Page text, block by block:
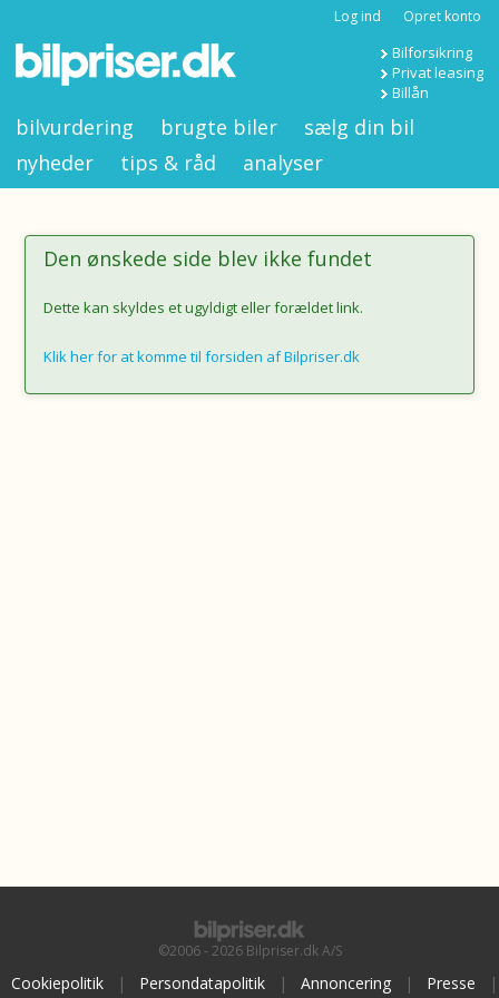
Log ind Opret konto
Bilforsikring
Privat leasing
Billån
bilvurdering brugte biler
sælg din bil
nyheder
tips & råd analyser
Den ønskede side blev ikke fundet
Dette kan skyldes et ugyldigt eller forældet link.
Klik her for at komme til forsiden af Bilpriser.dk
©2006 - 2026 Bilpriser.dk A/S
Cookiepolitik | Persondatapolitik | Annoncering | Presse
|